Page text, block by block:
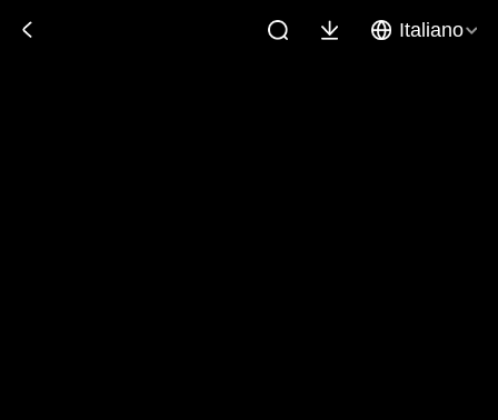
Italiano